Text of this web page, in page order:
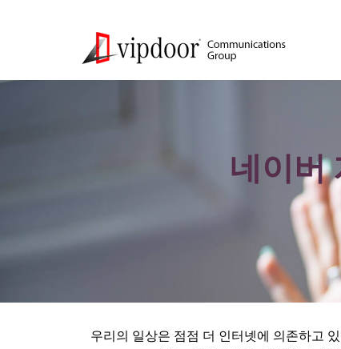
네이버
우리의 일상은 점점 더 인터넷에 의존하고